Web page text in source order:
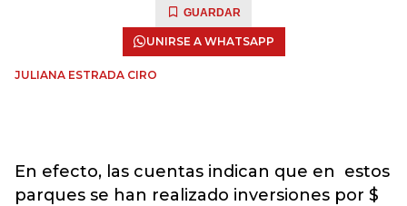
GUARDAR
UNIRSE A WHATSAPP
JULIANA ESTRADA CIRO
En efecto, las cuentas indican que en estos
parques se han realizado inversiones por $